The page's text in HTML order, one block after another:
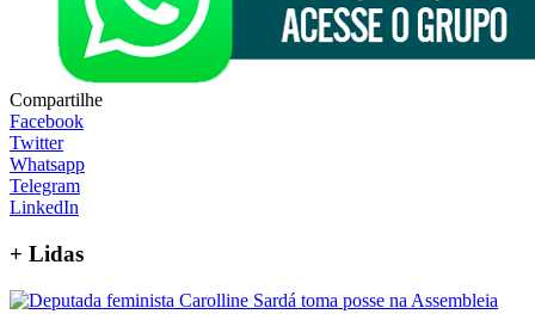
Compartilhe
Facebook
Twitter
Whatsapp
Telegram
LinkedIn
+ Lidas